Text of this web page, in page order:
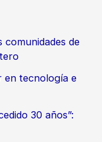
comunidades de
en tecnología e
30 años”: